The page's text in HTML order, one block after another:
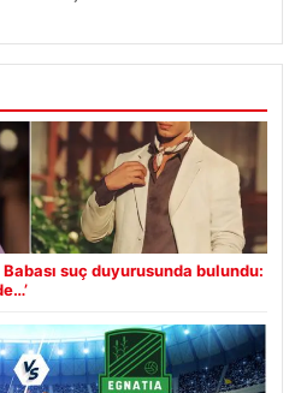
Babası suç duyurusunda bulundu: